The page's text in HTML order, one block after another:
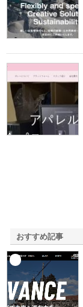
おすすめ記事